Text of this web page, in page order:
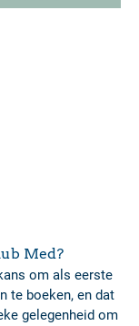
Med?
om als eerste
te boeken, en dat
gelegenheid om